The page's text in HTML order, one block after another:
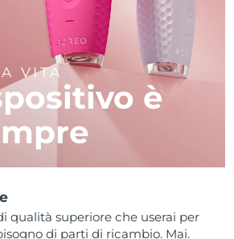
VITA
è
qualità superiore che userai per
di parti di ricambio. Mai.